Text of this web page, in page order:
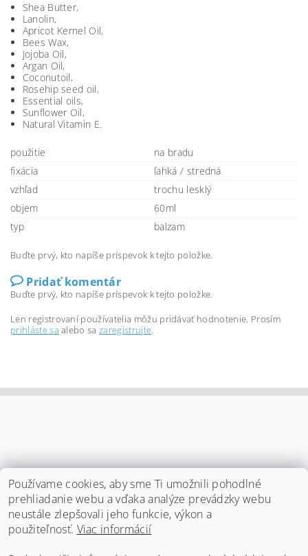
Shea Butter,
Lanolin,
Apricot Kernel Oil,
Bees Wax,
Jojoba Oil,
Argan Oil,
Coconutoil,
Rosehip seed oil,
Essential oils,
Sunflower Oil,
Natural Vitamin E.
použitie
na bradu
fixácia
ľahká / stredná
vzhľad
trochu lesklý
objem
60ml
typ
balzam
Buďte prvý, kto napíše príspevok k tejto položke.
Pridať komentár
Buďte prvý, kto napíše príspevok k tejto položke.
Len registrovaní používatelia môžu pridávať hodnotenie. Prosím
prihláste sa alebo sazaregistrujte.
Používame cookies, aby sme Ti umožnili pohodlné
prehliadanie webu a vďaka analýze prevádzky webu
neustále zlepšovali jeho funkcie, výkon a
použiteľnosť. Viac informácií